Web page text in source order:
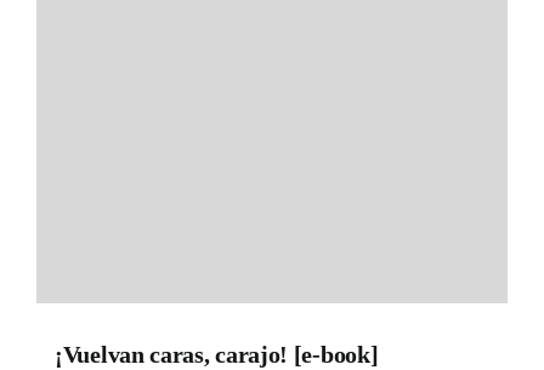
¡Vuelvan caras, carajo! [e-book]